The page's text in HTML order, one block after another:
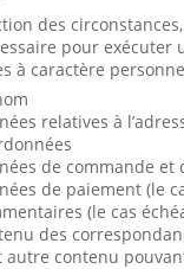
des
pour exécuter
à caractère
relatives à
de commande et
de paiement (le
(le cas
des
autre contenu